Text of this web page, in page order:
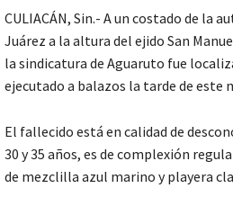
CULIACÁN, Sin.- A un costado de la
Juárez a la altura del ejido San
la sindicatura de Aguaruto fue
ejecutado a balazos la tarde de este
El fallecido está en calidad de
30 y 35 años, es de complexión
de mezclilla azul marino y playera